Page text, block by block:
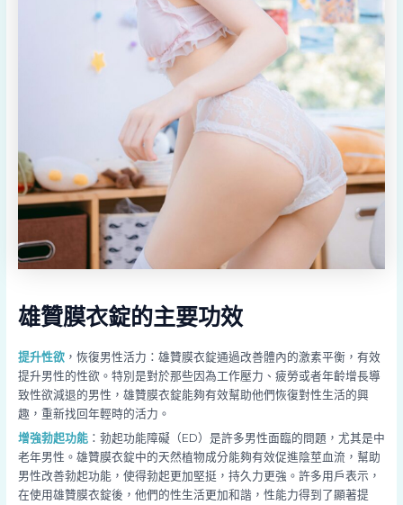
雄贊膜衣錠的主要功效
提升性欲，恢復男性活力：雄贊膜衣錠通過改善體內的激素平衡，有效
提升男性的性欲。特別是對於那些因為工作壓力、疲勞或者年齡增長導
致性欲減退的男性，雄贊膜衣錠能夠有效幫助他們恢復對性生活的興
趣，重新找回年輕時的活力。
增強勃起功能：勃起功能障礙（ED）是許多男性面臨的問題，尤其是中
老年男性。雄贊膜衣錠中的天然植物成分能夠有效促進陰莖血流，幫助
男性改善勃起功能，使得勃起更加堅挺，持久力更強。許多用戶表示，
在使用雄贊膜衣錠後，他們的性生活更加和諧，性能力得到了顯著提